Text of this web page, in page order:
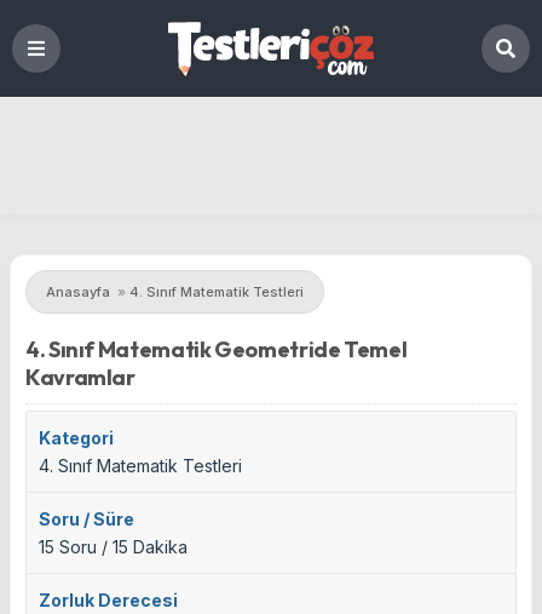
Anasayfa » 4. Sınıf Matematik Testleri
4. Sınıf Matematik Geometride Temel
Kavramlar
Kategori
4. Sınıf Matematik Testleri
Soru / Süre
15 Soru / 15 Dakika
Zorluk Derecesi